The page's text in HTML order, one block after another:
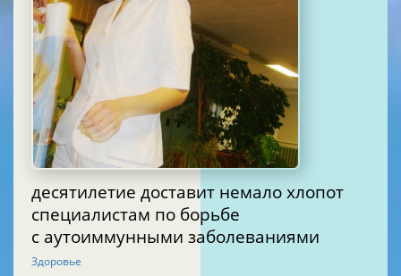
десятилетие доставит немало хлопот
специалистам по борьбе
с аутоиммунными заболеваниями
Здоровье